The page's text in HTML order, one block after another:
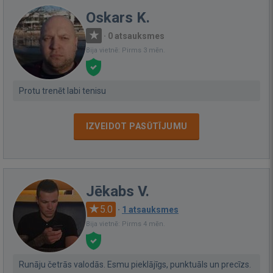
Oskars K.
· 0 atsauksmes
Bija vietnē: Pirms 3 mēn.
Protu trenēt labi tenisu
IZVEIDOT PASŪTĪJUMU
Jēkabs V.
5.0 · 1 atsauksmes
Bija vietnē: Pirms 4 mēn.
Runāju četrās valodās. Esmu pieklājīgs, punktuāls un precīzs.